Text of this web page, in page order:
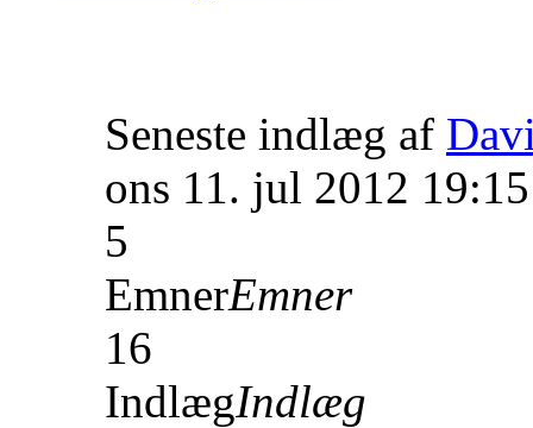
Seneste indlæg af
ons 11. jul 2012 19:15
5
EmnerEmner
16
IndlægIndlæg